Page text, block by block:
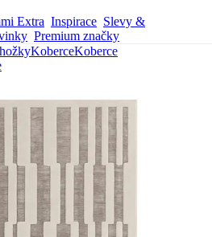
Extra Inspirace Slevy &
Premium značky
KoberceKoberce